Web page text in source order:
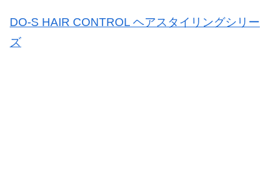
DO-S HAIR CONTROL ヘアスタイリングシリー
ズ